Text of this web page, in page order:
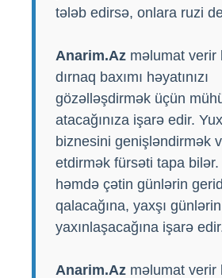
tələb edirsə, onlara ruzi
Anarim.Az məlumat verir
dırnaq baxımı həyatınızı
gözəlləşdirmək üçün
atacağınıza işarə edir.
biznesini genişləndirmək
etdirmək fürsəti tapa
həmdə çətin günlərin
qalacağına, yaxşı
yaxınlaşacağına işarə
Anarim.Az məlumat verir